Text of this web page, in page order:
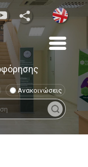
Ανακοινώσεις